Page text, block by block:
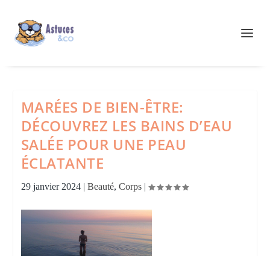
MARÉES DE BIEN-ÊTRE:
DÉCOUVREZ LES BAINS D’EAU
SALÉE POUR UNE PEAU
ÉCLATANTE
29 janvier 2024| Beauté, Corps|